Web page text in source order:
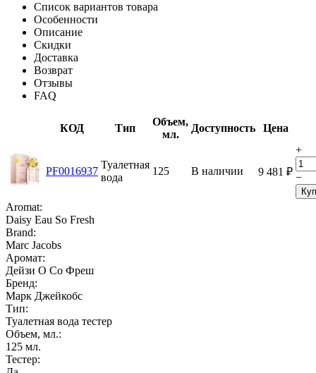
Список вариантов товара
Особенности
Описание
Скидки
Доставка
Возврат
Отзывы
FAQ
КОД Тип
Объем,
мл.
Доступность Цена
PF0016937
Туалетная
вода
125 В наличии 9 481 ₽
+
−
Aromat:
Daisy Eau So Fresh
Brand:
Marc Jacobs
Аромат:
Дейзи О Со Фреш
Бренд:
Марк Джейкобс
Тип:
Туалетная вода тестер
Объем, мл.:
125 мл.
Тестер: